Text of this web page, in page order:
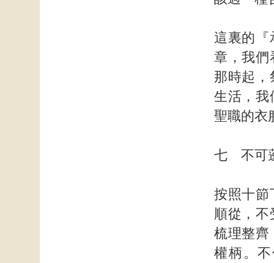
這裏的『
章，我們
那時起，
生活，我
聖職的衣
七 不可
按照十節
順從，不
梳理整齊
權柄。